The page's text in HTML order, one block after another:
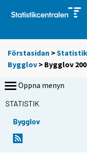
Förstasidan >Statistik
Bygglov > Bygglov
Öppna menyn
STATISTIK
Bygglov